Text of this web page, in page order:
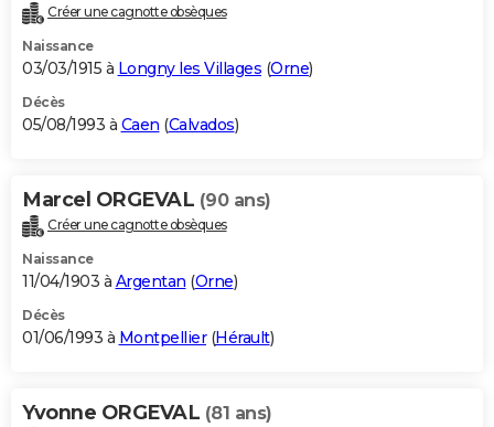
Créer une cagnotte obsèques
Naissance
03/03/1915 à Longny les Villages (Orne)
Décès
05/08/1993 à Caen (Calvados)
Marcel ORGEVAL (90 ans)
Créer une cagnotte obsèques
Naissance
11/04/1903 à Argentan (Orne)
Décès
01/06/1993 à Montpellier(Hérault)
Yvonne ORGEVAL (81 ans)